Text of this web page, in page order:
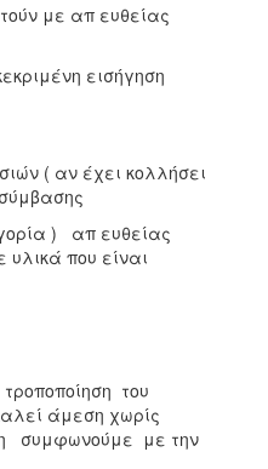
με απ ευθείας
εισήγηση
( αν έχει κολλήσει
) απ ευθείας
που είναι
του
άμεση χωρίς
συμφωνούμε με την